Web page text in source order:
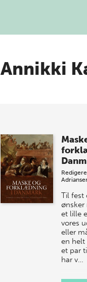
Annikki
Til fest
ønsker
et lille
vores
eller
en helt
et par
har v…